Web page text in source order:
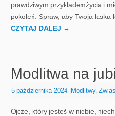
prawdziwym przykłademżycia i
pokoleń. Spraw, aby Twoja łaska
CZYTAJ DALEJ →
Modlitwa na
5 października 2024 Modlitwy,
Ojcze, który jesteś w niebie,